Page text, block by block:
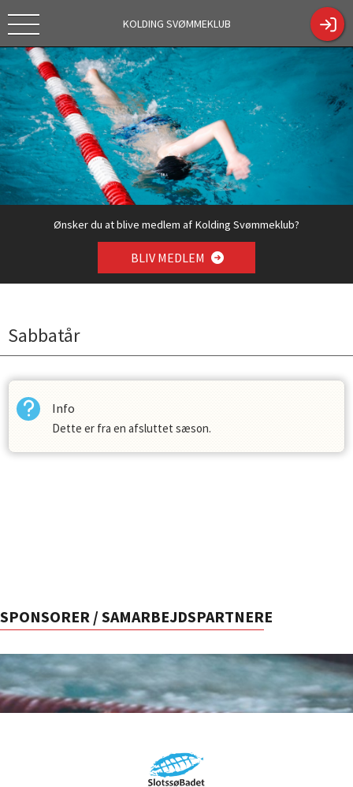
KOLDING SVØMMEKLUB
Tekstc
Tilmelding
sæson
2026/2027
https://kol
dingsk.dk/
ShowCont
entPage.a
spx?
ContentPa
geID=330
4
Ønsker du at blive medlem af Kolding Svømmeklub?
BLIV MEDLEM
Sabbatår
Info
Dette er fra en afsluttet sæson.
SPONSORER / SAMARBEJDSPARTNERE